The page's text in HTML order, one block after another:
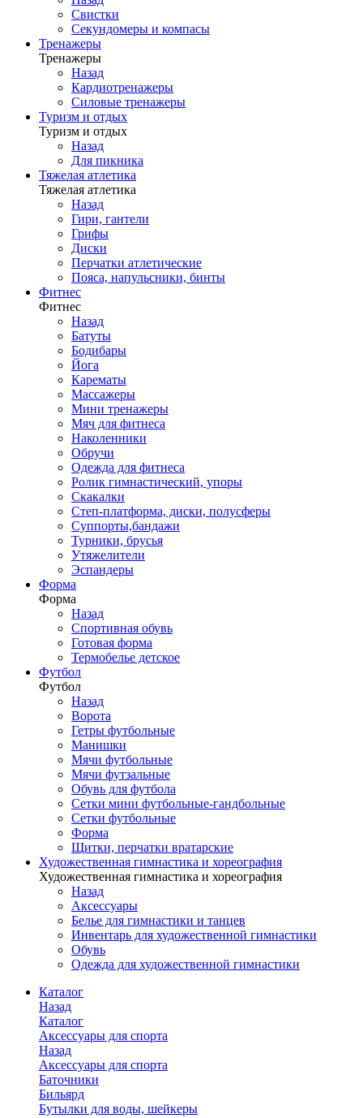
Свистки
Секундомеры и компасы
Тренажеры
Тренажеры
Назад
Кардиотренажеры
Силовые тренажеры
Туризм и отдых
Туризм и отдых
Назад
Для пикника
Тяжелая атлетика
Тяжелая атлетика
Назад
Гири, гантели
Грифы
Диски
Перчатки атлетические
Пояса, напульсники, бинты
Фитнес
Фитнес
Назад
Батуты
Бодибары
Йога
Карематы
Массажеры
Мини тренажеры
Мяч для фитнеса
Наколенники
Обручи
Одежда для фитнеса
Ролик гимнастический, упоры
Скакалки
Степ-платформа, диски, полусферы
Суппорты,бандажи
Турники, брусья
Утяжелители
Эспандеры
Форма
Форма
Назад
Спортивная обувь
Готовая форма
Термобелье детское
Футбол
Футбол
Назад
Ворота
Гетры футбольные
Манишки
Мячи футбольные
Мячи футзальные
Обувь для футбола
Сетки мини футбольные-гандбольные
Сетки футбольные
Форма
Щитки, перчатки вратарские
Художественная гимнастика и хореография
Художественная гимнастика и хореография
Назад
Аксессуары
Белье для гимнастики и танцев
Инвентарь для художественной гимнастики
Обувь
Одежда для художественной гимнастики
Каталог
Назад
Каталог
Аксессуары для спорта
Назад
Аксессуары для спорта
Баточники
Бильярд
Бутылки для воды, шейкеры